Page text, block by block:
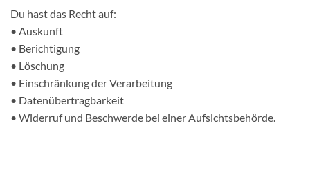
Du hast das Recht auf:
• Auskunft
• Berichtigung
• Löschung
• Einschränkung der Verarbeitung
• Datenübertragbarkeit
• Widerruf und Beschwerde bei einer Aufsichtsbehörde.